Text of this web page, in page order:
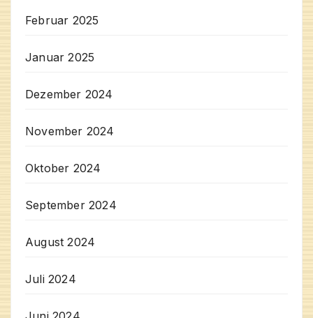
Februar 2025
Januar 2025
Dezember 2024
November 2024
Oktober 2024
September 2024
August 2024
Juli 2024